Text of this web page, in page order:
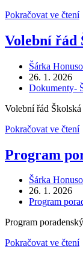
Pokračovat ve čtení
Volební řád
Autor
příspěvku
Šárka
Příspěvek
byl
26. 1. 2026
Rubriky
Dokumenty-
Volební řád Školská
Pokračovat ve čtení
Program
Autor
příspěvku
Šárka
Příspěvek
byl
26. 1. 2026
Rubriky
Program
Program
Pokračovat ve čtení